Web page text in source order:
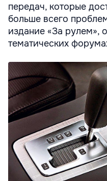
передач, которые
больше всего
издание «За рулем»,
тематических